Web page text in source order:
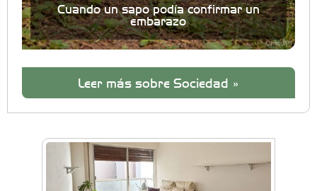
Cuando un sapo podía confirmar un
embarazo
Leer más sobre Sociedad »